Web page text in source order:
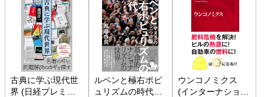
古典に学ぶ現代世
界 (日経プレミア
ルペンと極右ポピ
ュリズムの時代：
ウンコノミクス
(インターナショナ